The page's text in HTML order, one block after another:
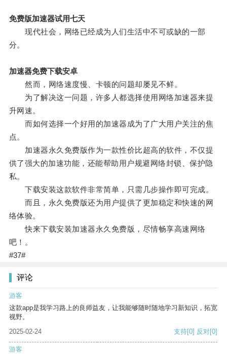
免费版加速器试用七天
现代社会，网络已经成为人们生活中不可或缺的一部
分。
加速器免费下载安卓
然而，网络速度慢、卡顿的问题却屡见不鲜。
为了解决这一问题，许多人都选择使用网络加速器来提
升网速。
而如何选择一个好用的加速器成为了广大用户关注的焦
点。
加速器永久免费版作为一款性价比超高的软件，不仅提
供了强大的加速功能，还能帮助用户规避网络封锁、保护隐
私。
下载安装这款软件非常简单，只需几步操作即可完成。
而且，永久免费版还为用户提供了更加稳定和快速的网
络体验。
快来下载安装加速器永久免费版，尽情畅享高速网络
吧！。
#37#
评论
游客
这款app是我学习路上的良师益友，让我能够随时随地学习新知识，拓宽
视野。
2025-02-24
支持[0] 反对[0]
游客